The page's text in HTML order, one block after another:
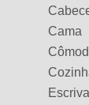
Cama